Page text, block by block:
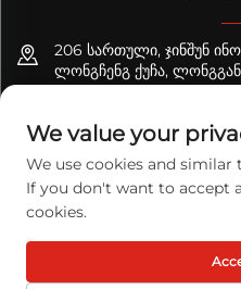
206 სართული, ჯინშუნ
ლონგჩენგ ქუჩა,
[email protected]
Საავტორო უფლება © 2025
We value your
We use cookies and
If you don't want to accept
cookies.